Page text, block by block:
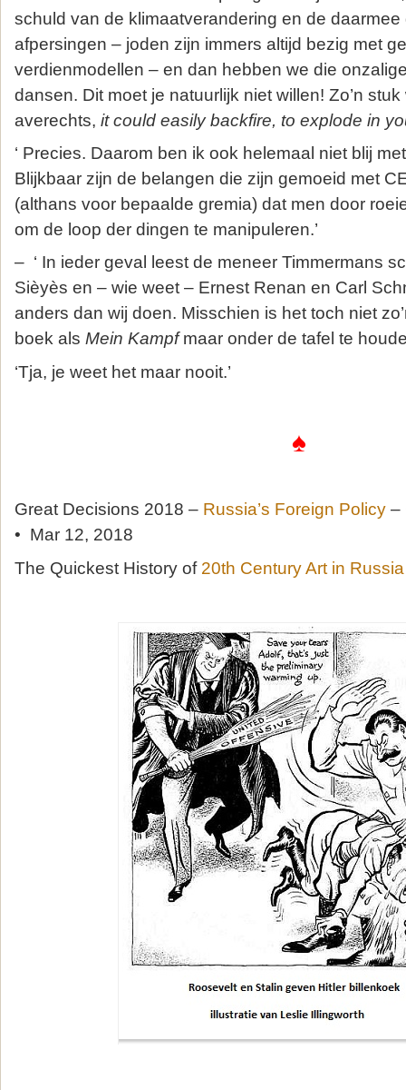
schuld van de klimaatverandering en de
afpersingen – joden zijn immers altijd bezig met
verdienmodellen – en dan hebben we die
dansen. Dit moet je natuurlijk niet willen! Zo’n
averechts, it could easily backfire, to explode in
‘ Precies. Daarom ben ik ook helemaal niet blij
Blijkbaar zijn de belangen die zijn gemoeid met
(althans voor bepaalde gremia) dat men door
om de loop der dingen te manipuleren.’
– ‘ In ieder geval leest de meneer Timmermans
Sièyès en – wie weet – Ernest Renan en Carl
anders dan wij doen. Misschien is het toch niet
boek als Mein Kampfmaar onder de tafel te
‘Tja, je weet het maar nooit.’
♠
Great Decisions 2018 – Russia’s Foreign Policy –
• Mar 12, 2018
The Quickest History of 20th Century Art in Russia